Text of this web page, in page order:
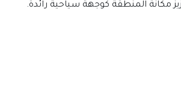
مكانة المنطقة كوجهة سياحية رائدة.